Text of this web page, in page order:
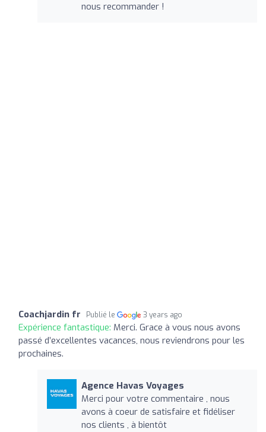
nous recommander !
Coachjardin fr Publié le 3 years ago
Expérience fantastique: Merci. Grace à vous nous avons
passé d’excellentes vacances, nous reviendrons pour les
prochaines.
Agence Havas Voyages
Merci pour votre commentaire , nous
avons à coeur de satisfaire et fidéliser
nos clients , à bientôt